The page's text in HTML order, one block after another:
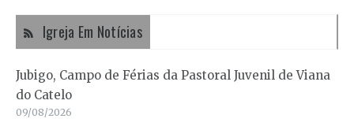
Igreja Em Notícias
Jubigo, Campo de Férias da Pastoral Juvenil de Viana
do Catelo
09/08/2026